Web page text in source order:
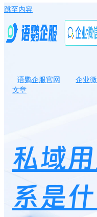
跳至内容
语鹦企服官网 企业
文章
私域
系是